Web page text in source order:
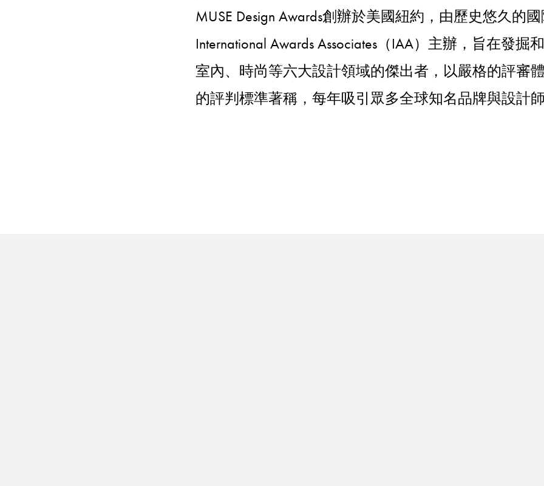
MUSE Design Awards創辦於美國紐約，由歷史悠久的
International Awards Associates（IAA）主辦，旨在發掘
室內、時尚等六大設計領域的傑出者，以嚴格的評審
的評判標準著稱，每年吸引眾多全球知名品牌與設計